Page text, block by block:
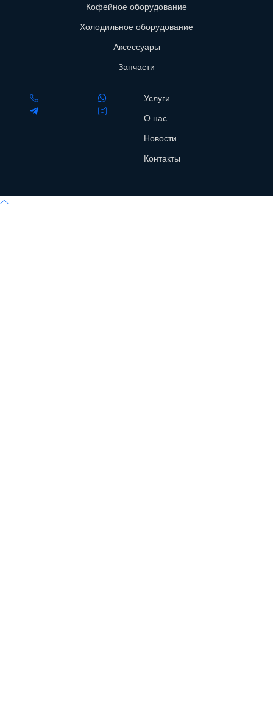
Кофейное оборудование
Холодильное оборудование
Аксессуары
Запчасти
Услуги
О нас
Новости
Контакты